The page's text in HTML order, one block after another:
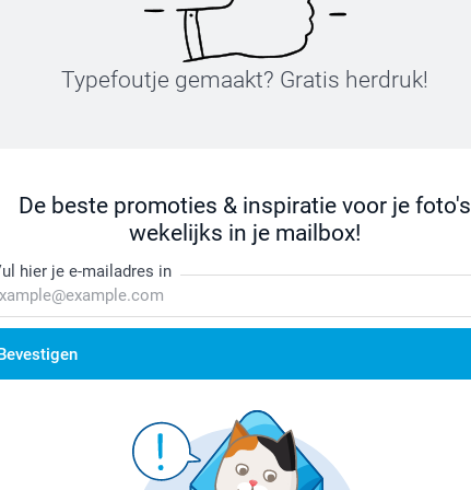
Typefoutje gemaakt? Gratis herdruk!
De beste promoties & inspiratie voor je foto's
wekelijks in je mailbox!
hier je e-mailadres in